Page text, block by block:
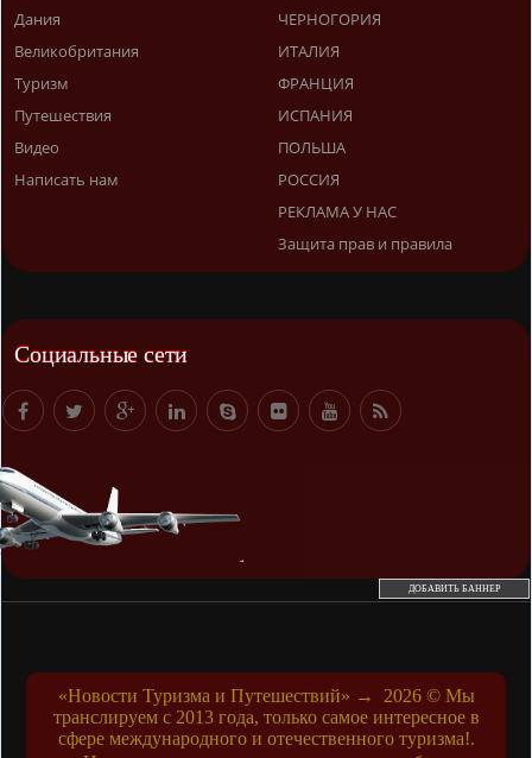
Дания
Великобритания
Туризм
Путешествия
Видео
Написать нам
ЧЕРНОГОРИЯ
ИТАЛИЯ
ФРАНЦИЯ
ИСПАНИЯ
ПОЛЬША
РОССИЯ
РЕКЛАМА У НАС
Защита прав и правила
Социальные сети
ДОБАВИТЬ БАННЕР
«Новости Туризма и Путешествий» → 2026© Мы
транслируем с 2013 года, только самое интересное в
сфере международного и отечественного туризма!.